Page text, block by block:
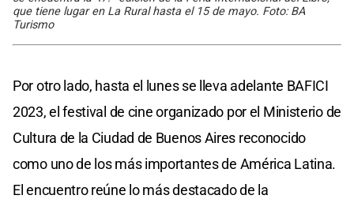
que tiene lugar en La Rural hasta el 15 de mayo. Foto: BA
Turismo
Por otro lado, hasta el lunes se lleva adelante BAFICI
2023, el festival de cine organizado por el Ministerio de
Cultura de la Ciudad de Buenos Aires reconocido
como uno de los más importantes de América Latina.
El encuentro reúne lo más destacado de la